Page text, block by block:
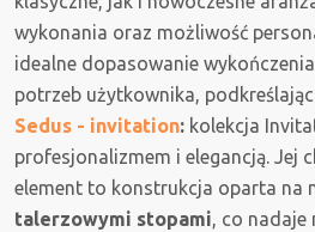
wykonania oraz możliwość
idealne dopasowanie
potrzeb użytkownika,
Sedus - invitation: kolekcja
profesjonalizmem i elegancją. Jej
element to konstrukcja oparta na
talerzowymi stopami, co nadaje